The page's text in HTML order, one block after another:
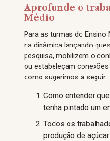
Aprofunde o
Médio
Para as turmas do Ensino
na dinâmica lançando
pesquisa, mobilizem o
ou estabeleçam
como sugerimos a seguir.
Como entender
tenha pintado um
Todos os
produção de